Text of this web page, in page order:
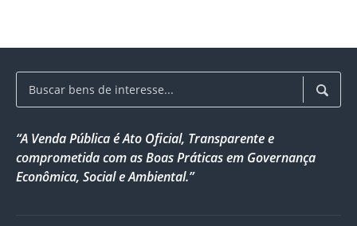
“A Venda Pública é Ato Oficial, Transparente e
comprometida com as Boas Práticas em Governança
Econômica, Social e Ambiental.”